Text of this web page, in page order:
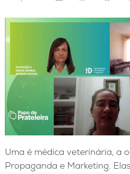
Uma é médica veterinária, a
Propaganda e Marketing.